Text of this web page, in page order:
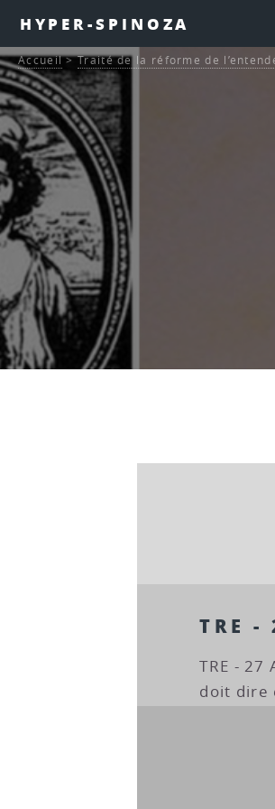
HYPER-SPINOZA
Accueil>Traité de la réforme de
TRE -
TRE -
doit dire